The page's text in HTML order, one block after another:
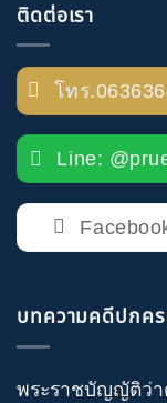
ติดต่อเรา
โทร
Line:
บทความคดีปกค
พระราชบัญญัติว่า